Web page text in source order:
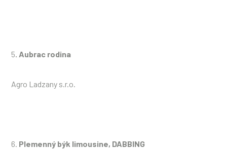
5. Aubrac rodina
Agro Ladzany s.r.o.
6. Plemenný býk limousine, DABBING